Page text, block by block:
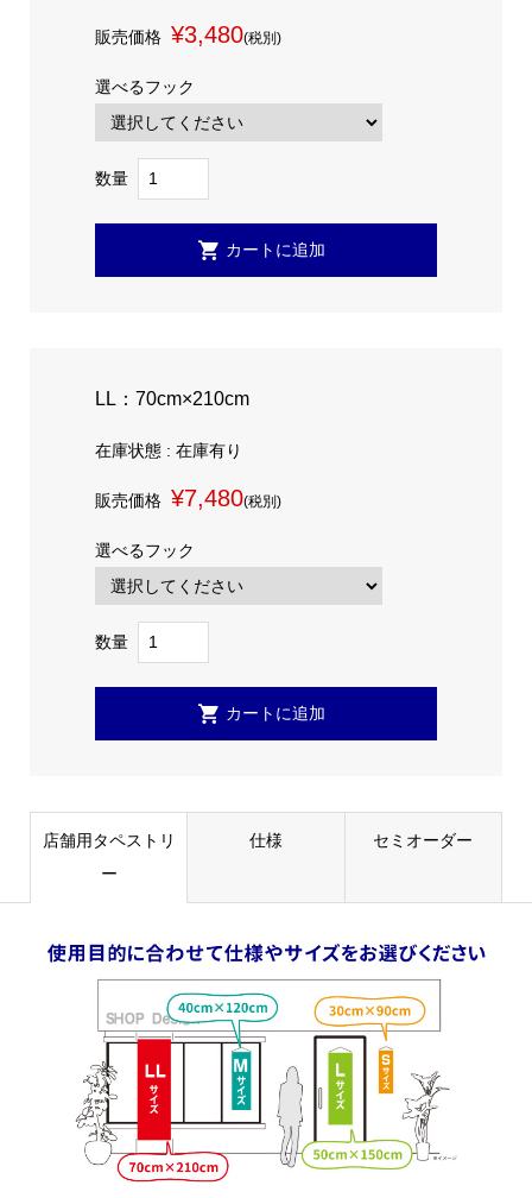
販売価格 ¥3,480(税別)
選べるフック
数量
LL：70cm×210cm
在庫状態 : 在庫有り
販売価格 ¥7,480(税別)
選べるフック
数量
店舗用タペストリ
ー
仕様 セミオーダー